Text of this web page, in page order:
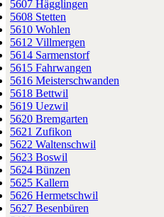
5607 Hägglingen
5608 Stetten
5610 Wohlen
5612 Villmergen
5614 Sarmenstorf
5615 Fahrwangen
5616 Meisterschwanden
5618 Bettwil
5619 Uezwil
5620 Bremgarten
5621 Zufikon
5622 Waltenschwil
5623 Boswil
5624 Bünzen
5625 Kallern
5626 Hermetschwil
5627 Besenbüren